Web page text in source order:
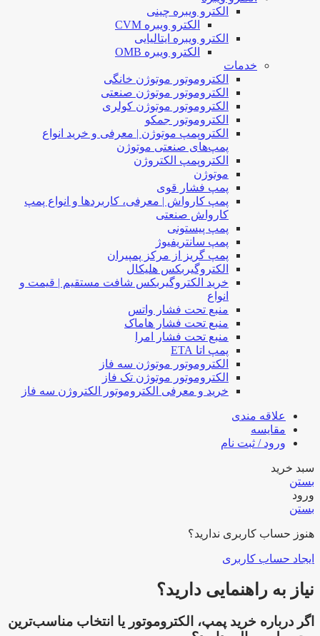
الکترو ویبره چینی
الکترو ویبره CVM
الکترو ویبره ایتالیایی
الکترو ویبره OMB
خدمات
الکتروموتور موتوژن خانگی
الکتروموتور موتوژن صنعتی
الکتروموتور موتوژن کولری
الکتروموتور جمکو
الکتروپمپ موتوژن | معرفی و خرید انواع
پمپ‌های صنعتی موتوژن
الکتروپمپ الکتروژن
موتوژن
پمپ فشار قوی
پمپ کارواش | معرفی، کاربردها و انواع پمپ
کارواش صنعتی
پمپ پیستونی
پمپ سانتریفیوژ
پمپ گریز از مرکز پمپیران
الکتروگیربکس هلیکال
خرید الکتروگیربکس شافت مستقیم | قیمت و
انواع
منبع تحت فشار واتس
منبع تحت فشار هاماک
منبع تحت فشار امرا
پمپ اتا ETA
الکتروموتور موتوژن سه فاز
الکتروموتور موتوژن تک فاز
خرید و معرفی الکتروموتور الکتروژن سه فاز
علاقه مندی
مقایسه
ورود / ثبت نام
سبد خرید
بستن
ورود
بستن
هنوز حساب کاربری ندارید؟
ایجاد حساب کاربری
نیاز به راهنمایی دارید؟
اگر درباره خرید پمپ، الکتروموتور یا انتخاب مناسب‌ترین